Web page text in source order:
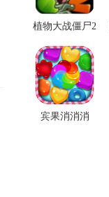
植物大战僵尸2
宾果消消消